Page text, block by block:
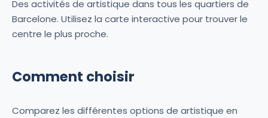
Des activités de artistique dans tous les quartiers de
Barcelone. Utilisez la carte interactive pour trouver le
centre le plus proche.
Comment choisir
Comparez les différentes options de artistique en